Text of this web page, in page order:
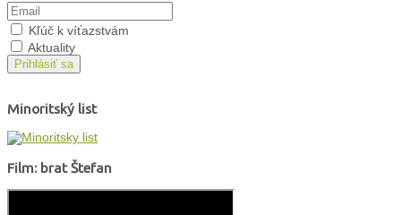
Kľúč k víťazstvám
Aktuality
Prihlásiť sa
Minoritský list
Film: brat Štefan